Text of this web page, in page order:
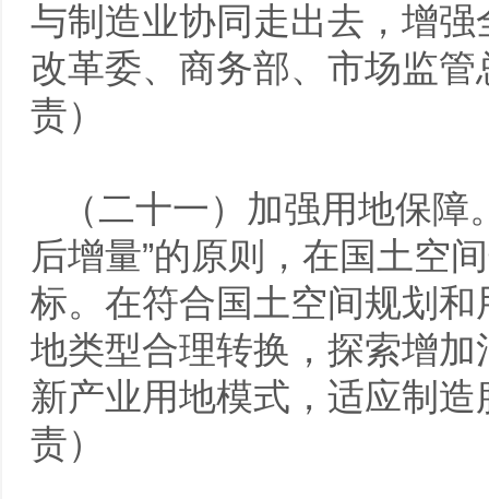
与制造业协同走出去，增
改革委、商务部、市场监
责）
（二十一）加强用地保
后增量”的原则，在国土空
标。在符合国土空间规划
地类型合理转换，探索增
新产业用地模式，适应制
责）